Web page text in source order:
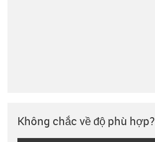
Không chắc về độ phù hợp?